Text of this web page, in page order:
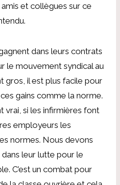
et collègues sur ce
dans leurs contrats
le mouvement syndical au
gros, il est plus facile pour
gains comme la norme.
vrai, si les infirmières font
employeurs les
normes. Nous devons
leur lutte pour le
C’est un combat pour